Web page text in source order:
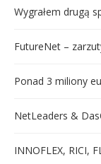
Wygrałem drugą
FutureNet –
Ponad 3 miliony
NetLeaders &
INNOFLEX, RICI,